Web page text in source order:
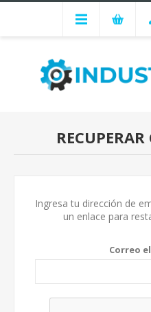
Ingresa tu dirección de
un enlace para
Correo